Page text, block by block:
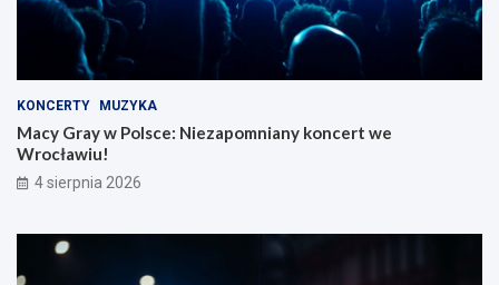
KONCERTY MUZYKA
Macy Gray w Polsce: Niezapomniany koncert we
Wrocławiu!
4 sierpnia 2026